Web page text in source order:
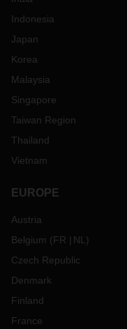
Indonesia
Japan
Korea
Malaysia
Singapore
Taiwan Region
Thailand
Vietnam
EUROPE
Austria
Belgium (FR NL )
Czech Republic
Denmark
Finland
France